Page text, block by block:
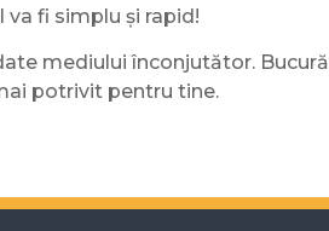
fi simplu și rapid!
mediului înconjutător.
potrivit pentru tine.